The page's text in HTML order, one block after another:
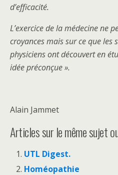
d’efficacité.
L’exercice de la médecine ne
croyances mais sur ce que les
physiciens ont découvert en
idée préconçue ».
Alain Jammet
Articles sur le même sujet
UTL Digest.
Homéopathie